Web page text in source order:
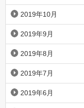
2019年10月
2019年9月
2019年8月
2019年7月
2019年6月